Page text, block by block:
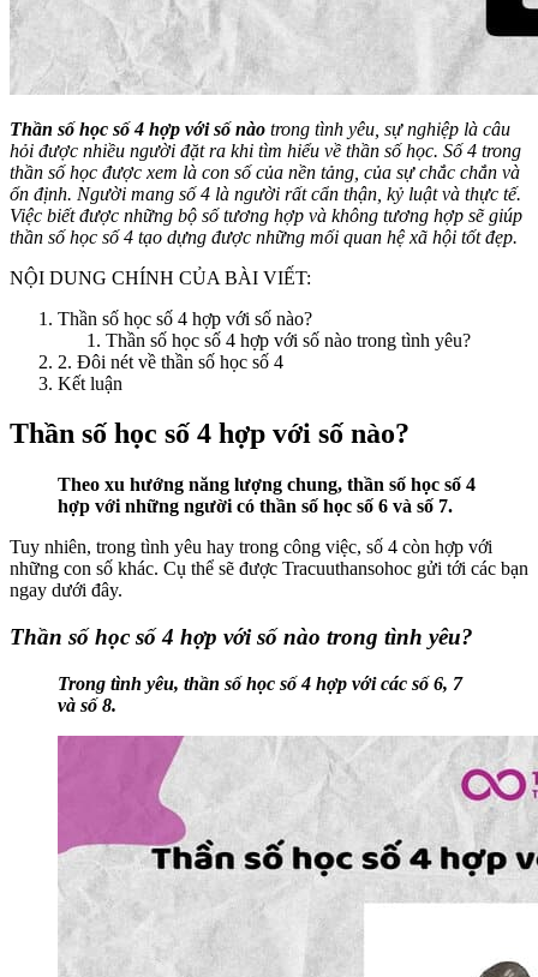
Thần số học số 4 hợp với số nào trong tình yêu, sự nghiệp là câu
hỏi được nhiều người đặt ra khi tìm hiểu về thần số học. Số 4 trong
thần số học được xem là con số của nền tảng, của sự chắc chắn và
ổn định. Người mang số 4 là người rất cẩn thận, kỷ luật và thực tế.
Việc biết được những bộ số tương hợp và không tương hợp sẽ giúp
thần số học số 4 tạo dựng được những mối quan hệ xã hội tốt đẹp.
NỘI DUNG CHÍNH CỦA BÀI VIẾT:
Thần số học số 4 hợp với số nào?
Thần số học số 4 hợp với số nào trong tình yêu?
2. Đôi nét về thần số học số 4
Kết luận
Thần số học số 4 hợp với số nào?
Theo xu hướng năng lượng chung, thần số học số 4
hợp với những người có thần số học số 6 và số 7.
Tuy nhiên, trong tình yêu hay trong công việc, số 4 còn hợp với
những con số khác. Cụ thể sẽ được Tracuuthansohoc gửi tới các bạn
ngay dưới đây.
Thần số học số 4 hợp với số nào trong tình yêu?
Trong tình yêu, thần số học số 4 hợp với các số 6, 7
và số 8.